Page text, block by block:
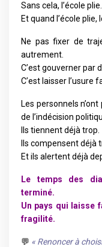
Sans cela, l’école plie.
Et quand l’école plie,
Ne pas fixer de
autrement.
C’est gouverner par
C’est laisser l’usure
Les personnels
de l’indécision
Ils tiennent déjà trop.
Ils compensent déjà
Et ils alertent déjà
Le temps des
terminé.
Un pays qui laisse
fragilité.
💬 « Renoncer à